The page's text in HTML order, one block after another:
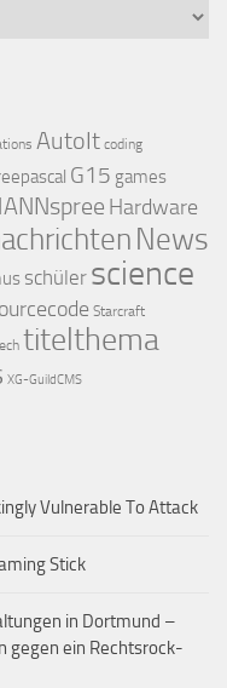
AutoIt coding
G15 games
Hardware
News
schüler science
Starcraft
titelthema
XG-GuildCMS
Vulnerable To Attack
Stick
in Dortmund –
gegen ein Rechtsrock-